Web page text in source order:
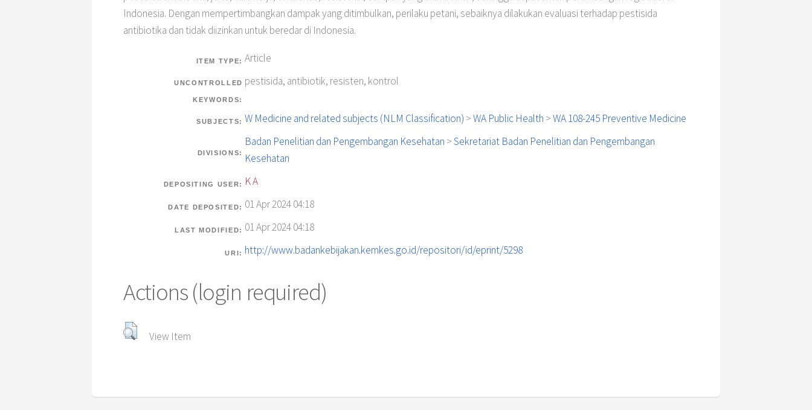
Indonesia. Dengan mempertimbangkan dampak yang ditimbulkan, perilaku petani, sebaiknya dilakukan evaluasi terhadap pestisida
antibiotika dan tidak diizinkan untuk beredar di Indonesia.
ITEM TYPE: Article
UNCONTROLLED
KEYWORDS:
pestisida, antibiotik, resisten, kontrol
SUBJECTS: W Medicine and related subjects (NLM Classification) >WA Public Health >WA 108-245 Preventive Medicine
DIVISIONS:
Badan Penelitian dan Pengembangan Kesehatan >Sekretariat Badan Penelitian dan Pengembangan
Kesehatan
DEPOSITING USER: K A
DATE DEPOSITED: 01 Apr 2024 04:18
LAST MODIFIED: 01 Apr 2024 04:18
URI: http://www.badankebijakan.kemkes.go.id/repositori/id/eprint/5298
Actions (login required)
View Item